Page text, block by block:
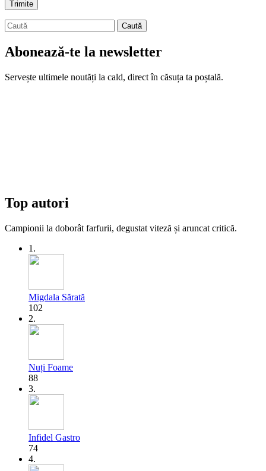
Abonează-te la newsletter
Servește ultimele noutăți la cald, direct în căsuța ta poștală.
Top autori
Campionii la doborât farfurii, degustat viteză și aruncat critică.
1.
Migdala Sărată
102
2.
Nuți Foame
88
3.
Infidel Gastro
74
4.